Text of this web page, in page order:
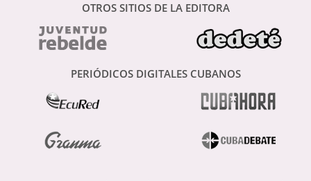
OTROS SITIOS DE LA EDITORA
PERIÓDICOS DIGITALES CUBANOS